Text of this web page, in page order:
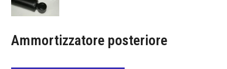
Ammortizzatore posteriore